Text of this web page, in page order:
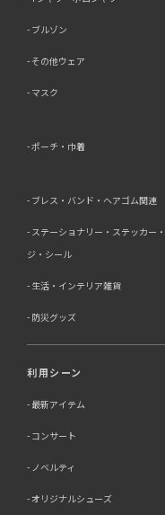
ブルゾン
その他ウェア
マスク
ポーチ・巾着
ブレス・バンド・ヘアゴム関連
ステーショナリー・ステッカー
ジ・シール
生活・インテリア雑貨
防災グッズ
利用シーン
最新アイテム
コンサート
ノベルティ
オリジナルシューズ